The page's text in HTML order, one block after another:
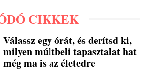
CIKKEK
Válassz egy órát, és derítsd ki,
milyen múltbeli tapasztalat hat
még ma is az életedre